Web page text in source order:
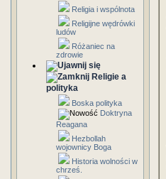
Religia i wspólnota
Religijne wędrówki
ludów
Różaniec na
zdrowie
Religie a
polityka
Boska polityka
Doktryna
Reagana
Hezbollah
wojownicy Boga
Historia wolności w
chrześ.